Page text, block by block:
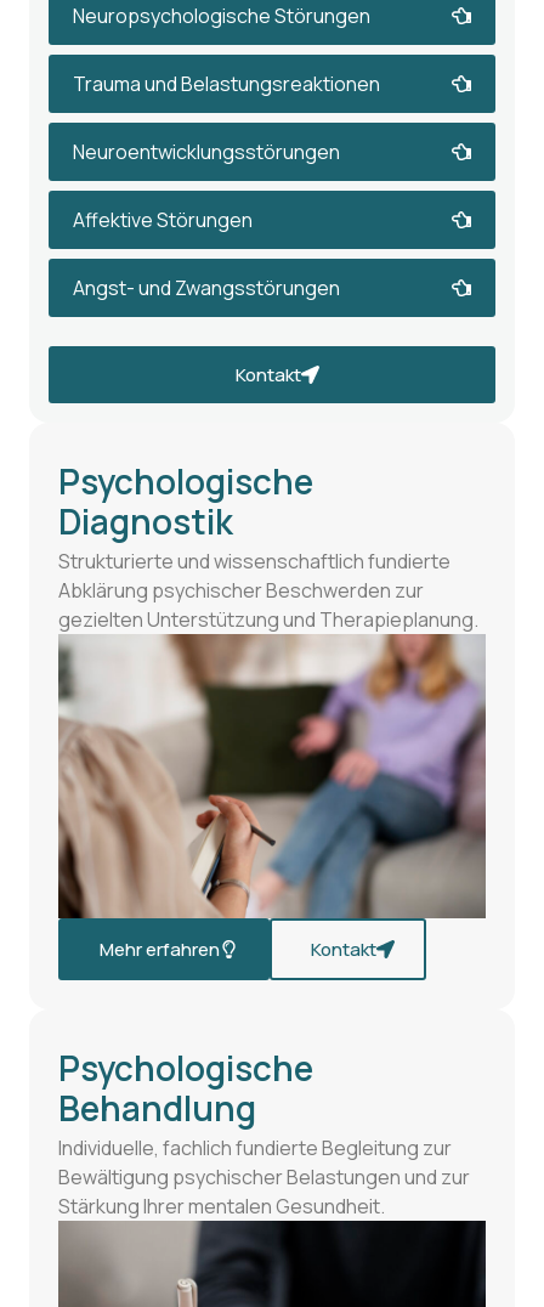
Neuropsychologische Störungen
Trauma und Belastungsreaktionen
Neuroentwicklungsstörungen
Affektive Störungen
Angst- und Zwangsstörungen
Kontakt
Psychologische
Diagnostik
Strukturierte und wissenschaftlich fundierte
Abklärung psychischer Beschwerden zur
gezielten Unterstützung und Therapieplanung.
Mehr erfahren Kontakt
Psychologische
Behandlung
Individuelle, fachlich fundierte Begleitung zur
Bewältigung psychischer Belastungen und zur
Stärkung Ihrer mentalen Gesundheit.